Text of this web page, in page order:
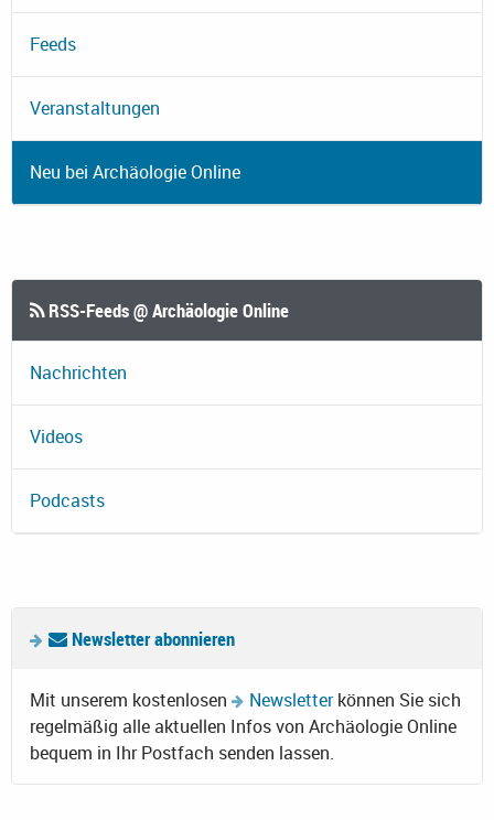
Feeds
Veranstaltungen
Neu bei Archäologie Online
RSS-Feeds @ Archäologie Online
Nachrichten
Videos
Podcasts
Newsletter abonnieren
Mit unserem kostenlosen Newsletterkönnen Sie sich
regelmäßig alle aktuellen Infos von Archäologie Online
bequem in Ihr Postfach senden lassen.